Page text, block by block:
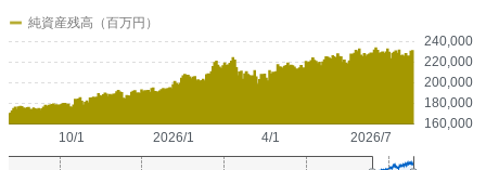
160,000
180,000
200,000
220,000
240,000
2026/1 2026/7
10/1 4/1
純資産残高（百万円）